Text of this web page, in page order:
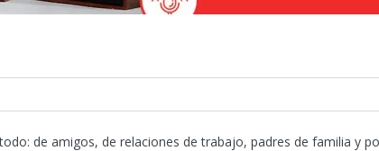
de amigos, de relaciones de trabajo, padres de familia y